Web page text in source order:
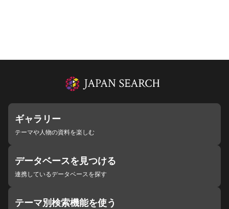
ギャラリー
テーマや人物の資料を楽しむ
データベースを見つける
連携しているデータベースを探す
テーマ別検索機能を使う